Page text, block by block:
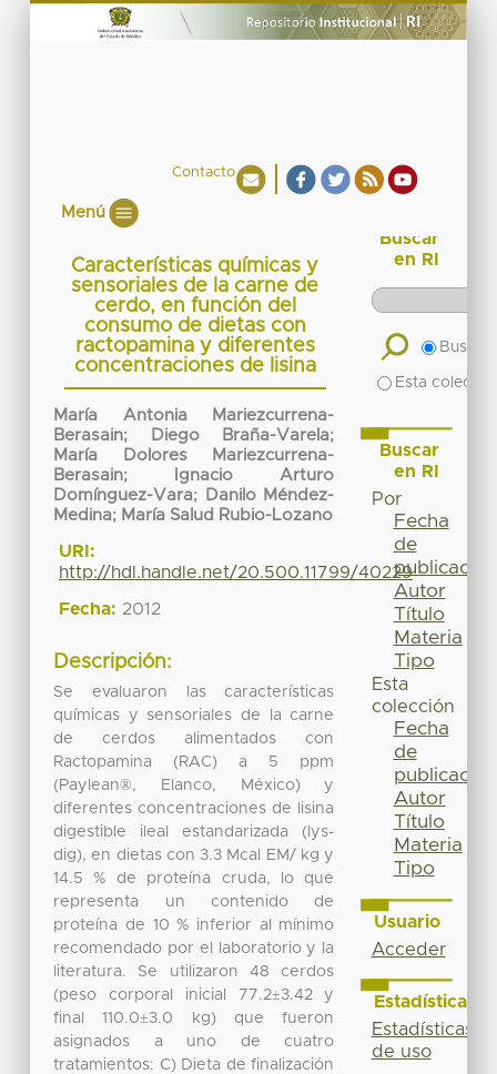
Contacto
Menú
Características químicas y
sensoriales de la carne de
cerdo, en función del
consumo de dietas con
ractopamina y diferentes
concentraciones de lisina
María Antonia Mariezcurrena-
Berasain; Diego Braña-Varela;
María Dolores Mariezcurrena-
Berasain;
Ignacio Arturo
Domínguez-Vara;
Danilo Méndez-
Medina; María Salud Rubio-Lozano
URI:
http://hdl.handle.net/20.500.11799/40229
Fecha: 2012
Descripción:
Se evaluaron las características
químicas y sensoriales de la carne
de cerdos alimentados con
Ractopamina (RAC) a 5 ppm
(Paylean®, Elanco, México) y
diferentes concentraciones de lisina
digestible ileal estandarizada (lys-
dig), en dietas con 3.3 Mcal EM/ kg y
14.5 % de proteína cruda, lo que
representa un contenido de
proteína de 10 % inferior al mínimo
recomendado por el laboratorio y la
literatura. Se utilizaron 48 cerdos
(peso corporal inicial 77.2±3.42 y
final 110.0±3.0 kg) que fueron
asignados a uno de cuatro
tratamientos: C) Dieta de finalización
Buscar
en RI
Buscar
Esta
Buscar
en RI
Por
Fecha
de
publicación
Autor
Título
Materia
Tipo
Esta
colección
Fecha
de
publicación
Autor
Título
Materia
Tipo
Usuario
Acceder
Estadísticas
Estadísticas
de uso